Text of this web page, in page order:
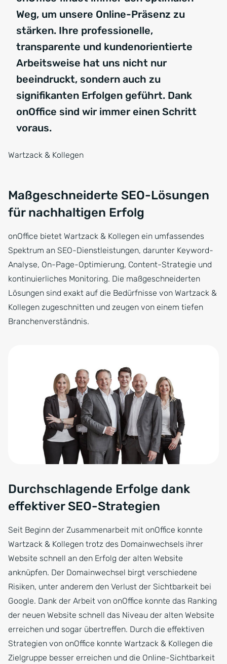
Weg, um unsere Online-Präsenz zu
stärken. Ihre professionelle,
transparente und kundenorientierte
Arbeitsweise hat uns nicht nur
beeindruckt, sondern auch zu
signifikanten Erfolgen geführt. Dank
onOffice sind wir immer einen Schritt
voraus.
Wartzack & Kollegen
Maßgeschneiderte SEO-Lösungen
für nachhaltigen Erfolg
onOffice bietet Wartzack & Kollegen ein umfassendes
Spektrum an SEO-Dienstleistungen, darunter Keyword-
Analyse, On-Page-Optimierung, Content-Strategie und
kontinuierliches Monitoring. Die maßgeschneiderten
Lösungen sind exakt auf die Bedürfnisse von Wartzack &
Kollegen zugeschnitten und zeugen von einem tiefen
Branchenverständnis.
Durchschlagende Erfolge dank
effektiver SEO-Strategien
Seit Beginn der Zusammenarbeit mit onOffice konnte
Wartzack & Kollegen trotz des Domainwechsels ihrer
Website schnell an den Erfolg der alten Website
anknüpfen. Der Domainwechsel birgt verschiedene
Risiken, unter anderem den Verlust der Sichtbarkeit bei
Google. Dank der Arbeit von onOffice konnte das Ranking
der neuen Website schnell das Niveau der alten Website
erreichen und sogar übertreffen. Durch die effektiven
Strategien von onOffice konnte Wartzack & Kollegen die
Zielgruppe besser erreichen und die Online-Sichtbarkeit